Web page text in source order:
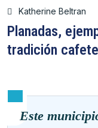
Katherine Beltran
Planadas,
tradición
Este